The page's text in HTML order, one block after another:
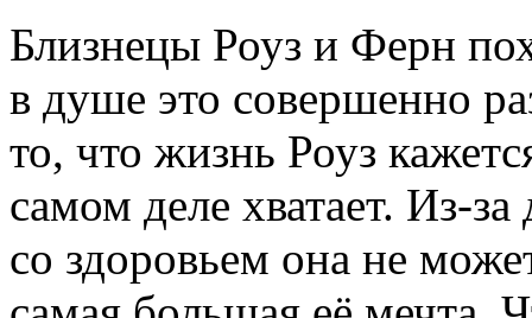
Близнецы Роуз и Ферн
в душе это совершенно
то, что жизнь Роуз
самом деле хватает. Из-
со здоровьем она не